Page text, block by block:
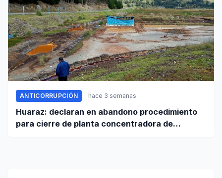
ANTICORRUPCIÓN hace 3 semanas
Huaraz: declaran en abandono procedimiento
para cierre de planta concentradora de